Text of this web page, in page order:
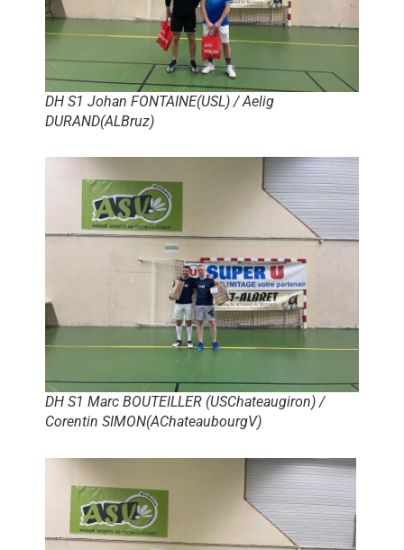
DH S1 Johan FONTAINE(USL) / Aelig
DURAND(ALBruz)
DH S1 Marc BOUTEILLER (USChateaugiron) /
Corentin SIMON(AChateaubourgV)